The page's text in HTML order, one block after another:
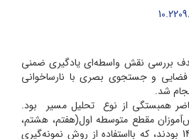
بررسی نقش واسطه‌ای یادگیری ضمنی
فضایی و جستجوی بصری با نارساخوانی
شد.
همبستگی از نوع تحلیل مسیر بود.
مقطع متوسطه اول(هفتم، هشتم،
نهم) شهر تبریز در سال 1401 بودند، که بااستفاده از روش نمونه‌گیری